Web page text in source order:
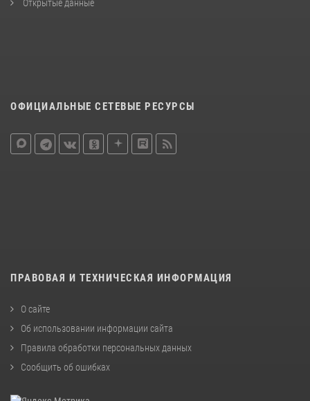
Открытые данные
ОФИЦИАЛЬНЫЕ СЕТЕВЫЕ РЕСУРСЫ
ПРАВОВАЯ И ТЕХНИЧЕСКАЯ ИНФОРМАЦИЯ
О сайте
Об использовании информации сайта
Правила обработки персональных данных
Сообщить об ошибках